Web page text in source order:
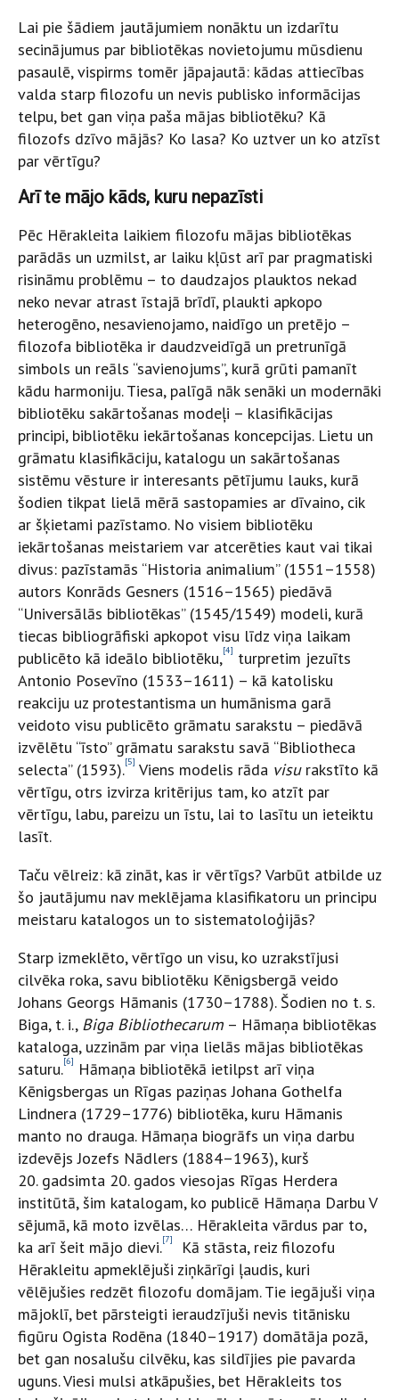
Lai pie šādiem jautājumiem nonāktu un izdarītu
secinājumus par bibliotēkas novietojumu mūsdienu
pasaulē, vispirms tomēr jāpajautā: kādas attiecības
valda starp filozofu un nevis publisko informācijas
telpu, bet gan viņa paša mājas bibliotēku? Kā
filozofs dzīvo mājās? Ko lasa? Ko uztver un ko atzīst
par vērtīgu?
Arī te mājo kāds, kuru nepazīsti
Pēc Hērakleita laikiem filozofu mājas bibliotēkas
parādās un uzmilst, ar laiku kļūst arī par pragmatiski
risināmu problēmu – to daudzajos plauktos nekad
neko nevar atrast īstajā brīdī, plaukti apkopo
heterogēno, nesavienojamo, naidīgo un pretējo –
filozofa bibliotēka ir daudzveidīgā un pretrunīgā
simbols un reāls “savienojums”, kurā grūti pamanīt
kādu harmoniju. Tiesa, palīgā nāk senāki un modernāki
bibliotēku sakārtošanas modeļi – klasifikācijas
principi, bibliotēku iekārtošanas koncepcijas. Lietu un
grāmatu klasifikāciju, katalogu un sakārtošanas
sistēmu vēsture ir interesants pētījumu lauks, kurā
šodien tikpat lielā mērā sastopamies ar dīvaino, cik
ar šķietami pazīstamo. No visiem bibliotēku
iekārtošanas meistariem var atcerēties kaut vai tikai
divus: pazīstamās “Historia animalium” (1551–1558)
autors Konrāds Gesners (1516–1565) piedāvā
“Universālās bibliotēkas” (1545/1549) modeli, kurā
tiecas bibliogrāfiski apkopot visu līdz viņa laikam
publicēto kā ideālo bibliotēku,[4] turpretim jezuīts
Antonio Posevīno (1533–1611) – kā katolisku
reakciju uz protestantisma un humānisma garā
veidoto visu publicēto grāmatu sarakstu – piedāvā
izvēlētu “īsto” grāmatu sarakstu savā “Bibliotheca
selecta” (1593).[5] Viens modelis rāda visurakstīto kā
vērtīgu, otrs izvirza kritērijus tam, ko atzīt par
vērtīgu, labu, pareizu un īstu, lai to lasītu un ieteiktu
lasīt.
Taču vēlreiz: kā zināt, kas ir vērtīgs? Varbūt atbilde uz
šo jautājumu nav meklējama klasifikatoru un principu
meistaru katalogos un to sistematoloģijās?
Starp izmeklēto, vērtīgo un visu, ko uzrak­stījusi
cilvēka roka, savu bibliotēku Kēnigsbergā veido
Johans Georgs Hāmanis (1730–1788). Šodien no t. s.
Biga, t. i., Biga Bibliothecarum – Hāmaņa bibliotēkas
kataloga, uzzinām par viņa lielās mājas bibliotēkas
saturu.[6]
Hāmaņa bibliotēkā ietilpst arī viņa
Kēnigsbergas un Rīgas paziņas Johana Gothelfa
Lindnera (1729–1776) bibliotēka, kuru Hāmanis
manto no drauga. Hāmaņa biogrāfs un viņa darbu
izdevējs Jozefs Nādlers (1884–1963), kurš
20. gadsimta 20. gados viesojas Rīgas Herdera
institūtā, šim katalogam, ko publicē Hāmaņa Darbu V
sējumā, kā moto izvēlas… Hērakleita vārdus par to,
ka arī šeit mājo dievi.[7]
Kā stāsta, reiz filozofu
Hērakleitu apmeklējuši ziņkārīgi ļaudis, kuri
vēlējušies redzēt filozofu domājam. Tie iegājuši viņa
mājoklī, bet pārsteigti ieraudzījuši nevis titānisku
figūru Ogista Rodēna (1840–1917) domātāja pozā,
bet gan nosalušu cilvēku, kas sildījies pie pavarda
uguns. Viesi mulsi atkāpušies, bet Hērakleits tos